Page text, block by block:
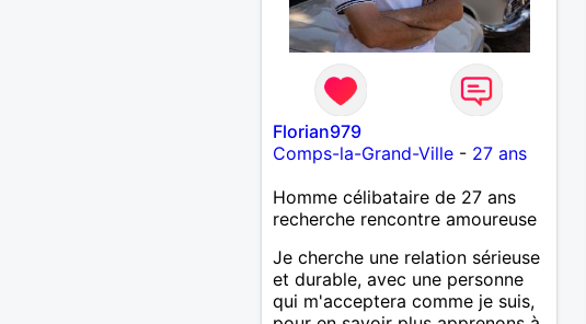
Florian979
Comps-la-Grand-Ville- 27 ans
Homme célibataire de 27 ans
recherche rencontre amoureuse
Je cherche une relation sérieuse
et durable, avec une personne
qui m'acceptera comme je suis,